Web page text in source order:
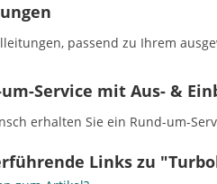
passend zu Ihrem
Service mit Aus- &
erhalten Sie ein Rund-um-
Links zu